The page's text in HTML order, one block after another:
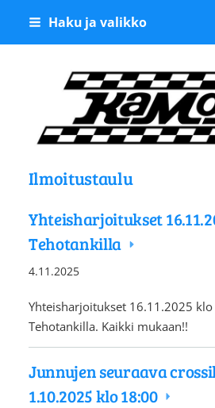
Siirry
Haku ja valikko
Ilmoitustaulu
Yhteisharjoitukset
Tehotankilla
4.11.2025
Yhteisharjoitukset 16.11.2025 klo
Tehotankilla. Kaikki mukaan!!
Junnujen seuraava
1.10.2025 klo 18:00